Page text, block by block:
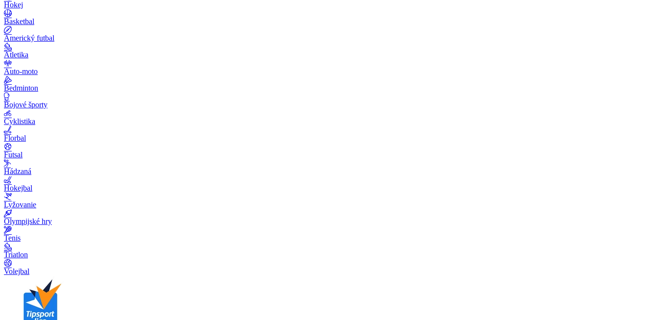
Hokej
Basketbal
Americký futbal
Atletika
Auto-moto
Bedminton
Bojové športy
Cyklistika
Florbal
Futsal
Hádzaná
Hokejbal
Lyžovanie
Olympijské hry
Tenis
Triatlon
Volejbal